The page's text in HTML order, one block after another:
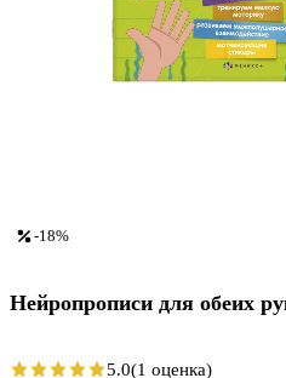
-18%
Нейропрописи для обеих
5.0(1 оценка)